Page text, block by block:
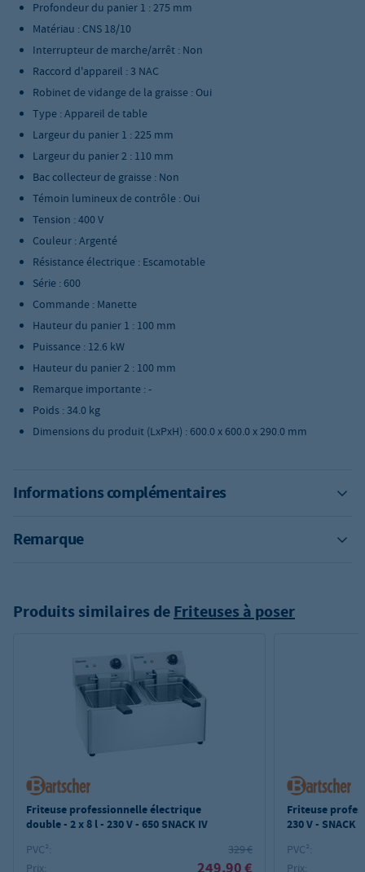
Profondeur du panier 1 : 275 mm
Matériau : CNS 18/10
Interrupteur de marche/arrêt : Non
Raccord d'appareil : 3 NAC
Robinet de vidange de la graisse : Oui
Type : Appareil de table
Largeur du panier 1 : 225 mm
Largeur du panier 2 : 110 mm
Bac collecteur de graisse : Non
Témoin lumineux de contrôle : Oui
Tension : 400 V
Couleur : Argenté
Résistance électrique : Escamotable
Série : 600
Commande : Manette
Hauteur du panier 1 : 100 mm
Puissance : 12.6 kW
Hauteur du panier 2 : 100 mm
Remarque importante : -
Poids : 34.0 kg
Dimensions du produit (LxPxH) : 600.0 x 600.0 x 290.0 mm
Informations complémentaires
Remarque
Produits similaires deFriteuses à poser
Friteuse professionnelle électrique
double - 2 x 8 l - 230 V - 650 SNACK IV
PVC²:
329 €
Prix:
249,90 €
Friteuse
230 V - SNACK
PVC²:
Prix: